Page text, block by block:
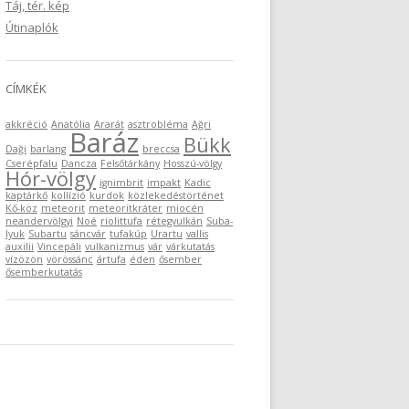
Táj, tér. kép
Útinaplók
CÍMKÉK
akkréció Anatólia Ararát asztrobléma Ağri
Daği barlang Baráz breccsa Bükk
Cserépfalu Dancza Felsőtárkány Hosszú-völgy
Hór-völgy ignimbrit impakt Kadic
kaptárkő kollízió kurdok közlekedéstörténet
Kő-köz meteorit meteoritkráter miocén
neandervölgyi Noé riolittufa rétegvulkán Suba-
lyuk Subartu sáncvár tufakúp Urartu vallis
auxilii Vincepáli vulkanizmus vár várkutatás
vízözön vörössánc ártufa éden ősember
ősemberkutatás